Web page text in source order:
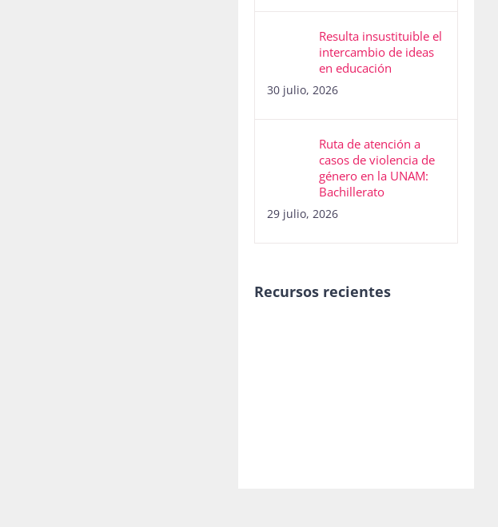
Resulta insustituible el
intercambio de ideas
en educación
30 julio, 2026
Ruta de atención a
casos de violencia de
género en la UNAM:
Bachillerato
29 julio, 2026
Recursos recientes